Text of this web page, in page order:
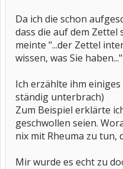
Da ich die schon
dass die auf dem Zettel
meinte "...der Zettel
wissen, was Sie haben..."
Ich erzählte ihm
ständig unterbrach)
Zum Beispiel erklärte
geschwollen seien.
nix mit Rheuma zu tun,
Mir wurde es echt zu